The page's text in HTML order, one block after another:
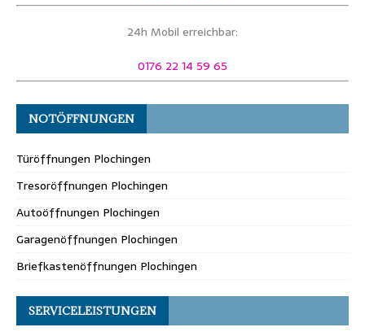
24h Mobil erreichbar:
0176 22 14 59 65
NOTÖFFNUNGEN
Türöffnungen Plochingen
Tresoröffnungen Plochingen
Autoöffnungen Plochingen
Garagenöffnungen Plochingen
Briefkastenöffnungen Plochingen
SERVICELEISTUNGEN